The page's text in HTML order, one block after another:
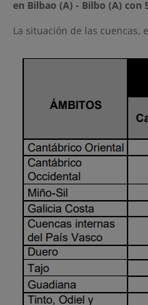
en Bilbao (A) - Bilbo (A) con
La situación de las cuencas,